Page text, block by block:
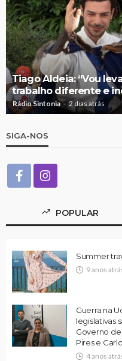
Tiago Aldeia: “Vou
trabalho diferente e
Rádio Sintonia 2 dias atrás
SIGA-NOS
POPULAR
Summer
9 anos
Guerra na
legislativas
Governo
Pires e
4 anos